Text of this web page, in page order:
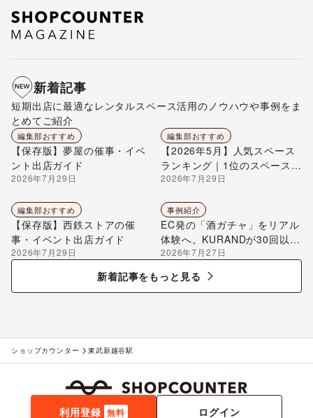
新着記事
短期出店に最適なレンタルスペース活用のノウハウや事例をま
とめてご紹介
編集部おすすめ
【保存版】夢屋の催事・イベ
ント出店ガイド
2026年7月29日
編集部おすすめ
【2026年5月】人気スペース
ランキング｜1位のスペースを
編集部が解説
2026年7月29日
編集部おすすめ
【保存版】西鉄ストアの催
事・イベント出店ガイド
2026年7月29日
事例紹介
EC発の「酒ガチャ」をリアル
体験へ。KURANDが30回以上
のポップアップ出店で届け
る“新しいお酒との出会い”
2026年7月27日
新着記事をもっと見る
ショップカウンター 東武新越谷駅
利用登録 無料 ログイン